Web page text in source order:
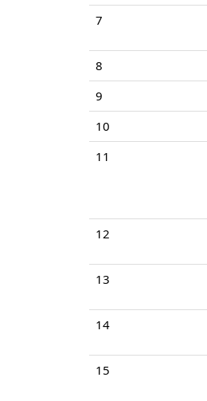
7
8
9
10
11
12
13
14
15